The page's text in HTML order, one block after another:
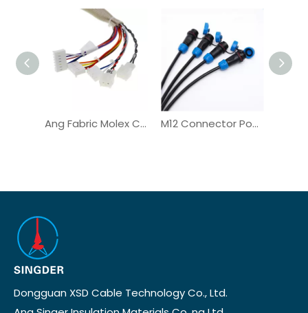
Ang Fabric Molex Connector Vehicle Automotive Wiring Harness M12 Connector Power Delivery Automotive Wiring Harness
Dongguan XSD Cable Technology Co., Ltd.